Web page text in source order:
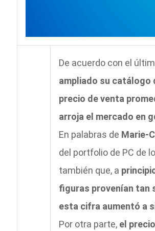
De acuerdo con el
ampliado su catálogo
precio de venta
arroja el mercado en
En palabras de Marie-
del portfolio de PC de
también que, a
figuras provenían tan
esta cifra aumentó a
Por otra parte, el